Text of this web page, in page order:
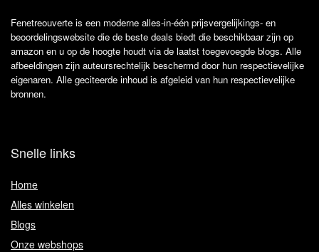
Fenetreouverte is een moderne alles-in-één prijsvergelijkings- en
beoordelingswebsite die de beste deals biedt die beschikbaar zijn op
amazon en u op de hoogte houdt via de laatst toegevoegde blogs. Alle
afbeeldingen zijn auteursrechtelijk beschermd door hun respectievelijke
eigenaren. Alle geciteerde inhoud is afgeleid van hun respectievelijke
bronnen.
Snelle links
Home
Alles winkelen
Blogs
Onze webshops